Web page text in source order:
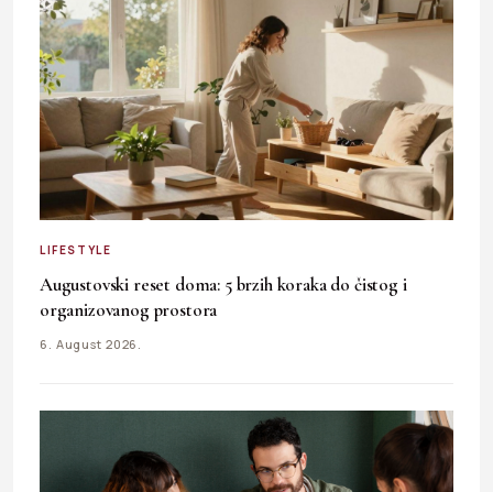
LIFESTYLE
Augustovski reset doma: 5 brzih koraka do čistog i
organizovanog prostora
6. August 2026.